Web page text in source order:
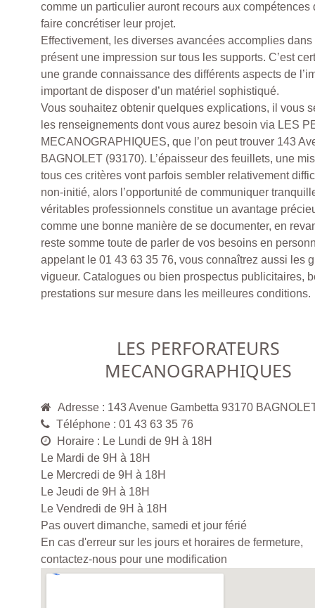
comme un particulier auront recours aux compétences
faire concrétiser leur projet.
Effectivement, les diverses avancées accomplies
présent une impression sur tous les supports. C’est
une grande connaissance des différents aspects de
important de disposer d’un matériel sophistiqué.
Vous souhaitez obtenir quelques explications, il vous
les renseignements dont vous aurez besoin via LES
MECANOGRAPHIQUES, que l’on peut trouver 143
BAGNOLET (93170). L’épaisseur des feuillets, une
tous ces critères vont parfois sembler relativement
non-initié, alors l’opportunité de communiquer
véritables professionnels constitue un avantage
comme une bonne manière de se documenter, en
reste somme toute de parler de vos besoins en
appelant le 01 43 63 35 76, vous connaîtrez aussi les
vigueur. Catalogues ou bien prospectus publicitaires,
prestations sur mesure dans les meilleures conditions.
LES PERFORATEURS
MECANOGRAPHIQUES
Adresse : 143 Avenue Gambetta 93170
Téléphone : 01 43 63 35 76
Horaire : Le Lundi de 9H à 18H
Le Mardi de 9H à 18H
Le Mercredi de 9H à 18H
Le Jeudi de 9H à 18H
Le Vendredi de 9H à 18H
Pas ouvert dimanche, samedi et jour férié
En cas d'erreur sur les jours et horaires de fermeture,
contactez-nous pour une modification